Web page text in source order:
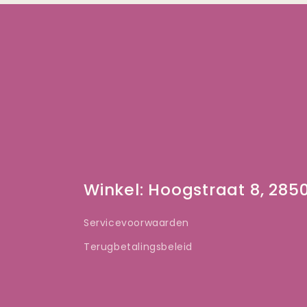
Winkel: Hoogstraat 8,
Servicevoorwaarden
Terugbetalingsbeleid